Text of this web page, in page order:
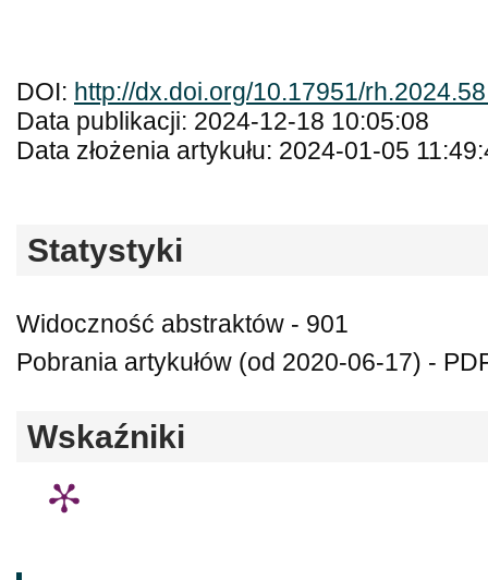
DOI: http://dx.doi.org/10.17951/
Data publikacji: 2024-12-18 10:05:08
Data złożenia artykułu: 2024-01-05
Statystyki
Widoczność abstraktów - 901
Pobrania artykułów (od 2020-06-17) -
Wskaźniki